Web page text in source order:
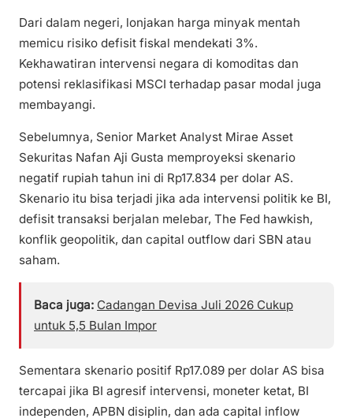
Dari dalam negeri, lonjakan harga minyak mentah
memicu risiko defisit fiskal mendekati 3%.
Kekhawatiran intervensi negara di komoditas dan
potensi reklasifikasi MSCI terhadap pasar modal juga
membayangi.
Sebelumnya, Senior Market Analyst Mirae Asset
Sekuritas Nafan Aji Gusta memproyeksi skenario
negatif rupiah tahun ini di Rp17.834 per dolar AS.
Skenario itu bisa terjadi jika ada intervensi politik ke BI,
defisit transaksi berjalan melebar, The Fed hawkish,
konflik geopolitik, dan capital outflow dari SBN atau
saham.
Baca juga: Cadangan Devisa Juli 2026 Cukup
untuk 5,5 Bulan Impor
Sementara skenario positif Rp17.089 per dolar AS bisa
tercapai jika BI agresif intervensi, moneter ketat, BI
independen, APBN disiplin, dan ada capital inflow